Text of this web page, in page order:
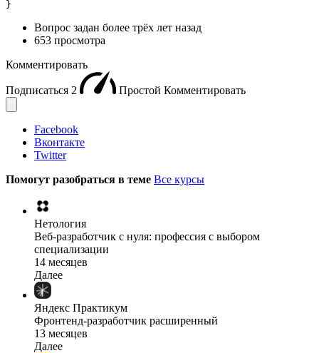
}
Вопрос задан более трёх лет назад
653 просмотра
Комментировать
Подписаться 2 Простой Комментировать
Facebook
Вконтакте
Twitter
Помогут разобраться в теме Все курсы
Нетология
Веб-разработчик с нуля: профессия с выбором
специализации
14 месяцев
Далее
Яндекс Практикум
Фронтенд-разработчик расширенный
13 месяцев
Далее